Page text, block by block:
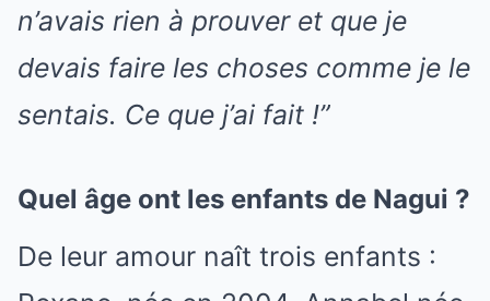
n’avais rien à prouver et que je
devais faire les choses comme je le
sentais. Ce que j’ai fait !”
Quel âge ont les enfants de Nagui ?
De leur amour naît trois enfants :